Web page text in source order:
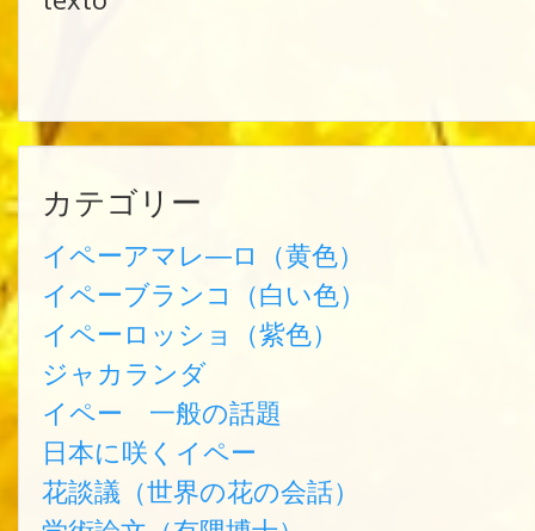
カテゴリー
イペーアマレ―ロ（黄色）
イペーブランコ（白い色）
イペーロッショ（紫色）
ジャカランダ
イペー 一般の話題
日本に咲くイペー
花談議（世界の花の会話）